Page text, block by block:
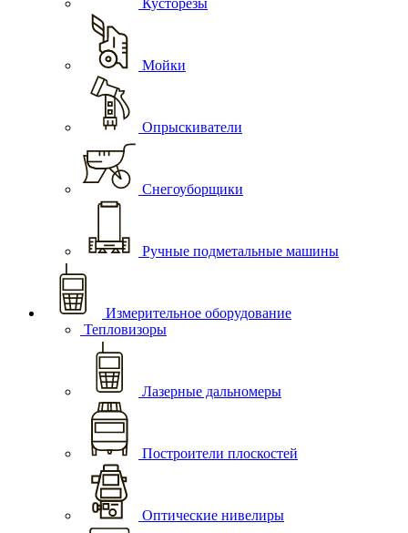
Кусторезы
Мойки
Опрыскиватели
Снегоуборщики
Ручные подметальные машины
Измерительное оборудование
Тепловизоры
Лазерные дальномеры
Построители плоскостей
Оптические нивелиры